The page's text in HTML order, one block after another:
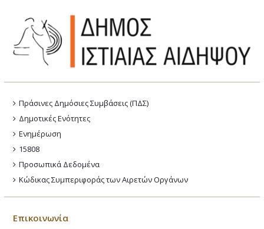
Πράσινες Δημόσιες Συμβάσεις (ΠΔΣ)
Δημοτικές Ενότητες
Ενημέρωση
15808
Προσωπικά Δεδομένα
Κώδικας Συμπεριφοράς των Αιρετών Οργάνων
Επικοινωνία